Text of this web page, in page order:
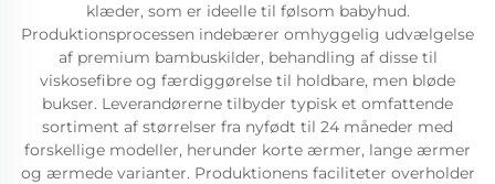
klæder, som er ideelle til følsom babyhud.
Produktionsprocessen indebærer omhyggelig udvælgelse
af premium bambuskilder, behandling af disse til
viskosefibre og færdiggørelse til holdbare, men bløde
bukser. Leverandørerne tilbyder typisk et omfattende
sortiment af størrelser fra nyfødt til 24 måneder med
forskellige modeller, herunder korte ærmer, lange ærmer
og ærmede varianter. Produktionens faciliteter overholder